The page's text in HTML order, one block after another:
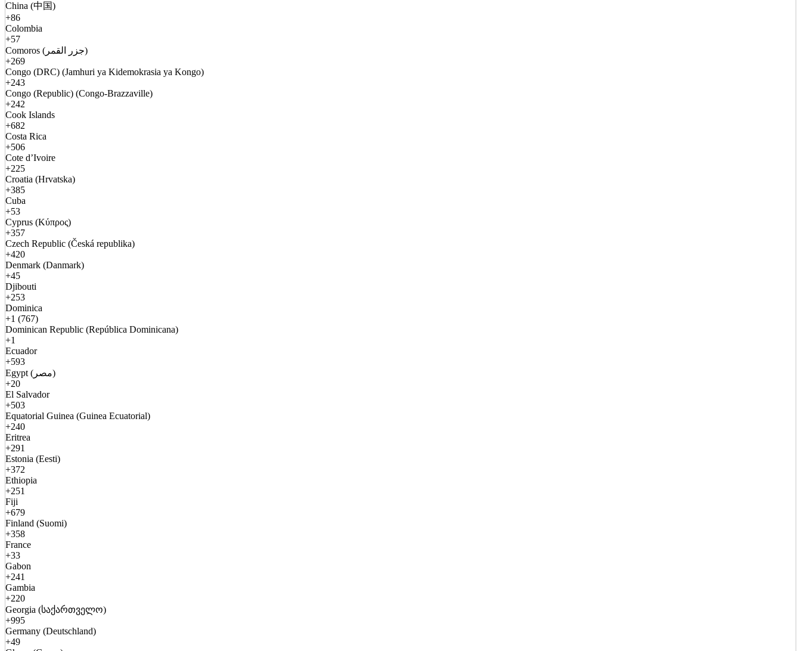
China (中国)
+86
Colombia
+57
Comoros (جزر القمر)
+269
Congo (DRC) (Jamhuri ya Kidemokrasia ya Kongo)
+243
Congo (Republic) (Congo-Brazzaville)
+242
Cook Islands
+682
Costa Rica
+506
Cote d’Ivoire
+225
Croatia (Hrvatska)
+385
Cuba
+53
Cyprus (Κύπρος)
+357
Czech Republic (Česká republika)
+420
Denmark (Danmark)
+45
Djibouti
+253
Dominica
+1 (767)
Dominican Republic (República Dominicana)
+1
Ecuador
+593
Egypt (مصر)
+20
El Salvador
+503
Equatorial Guinea (Guinea Ecuatorial)
+240
Eritrea
+291
Estonia (Eesti)
+372
Ethiopia
+251
Fiji
+679
Finland (Suomi)
+358
France
+33
Gabon
+241
Gambia
+220
Georgia (საქართველო)
+995
Germany (Deutschland)
+49